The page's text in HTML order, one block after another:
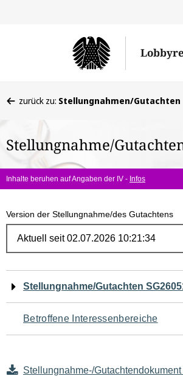
befinden
hier:
zurück zu: Stellungnahmen/Gutachten
Stellungnahme/
Inhalte beruhen auf Angaben der IV - Infos
Version der Stellungnahme/des Gutachtens
Navigation
für
den
Seiteninhalt
Stellungnahme/Gutachten
Betroffene Interessenbereiche
Stellungnahme-/